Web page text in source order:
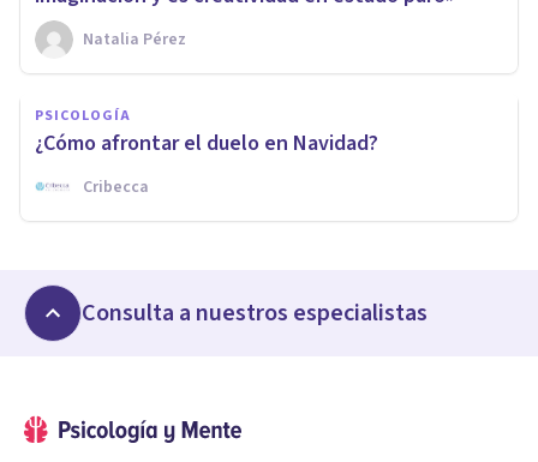
Natalia Pérez
PSICOLOGÍA
¿Cómo afrontar el duelo en Navidad?
Cribecca
Consulta a nuestros especialistas